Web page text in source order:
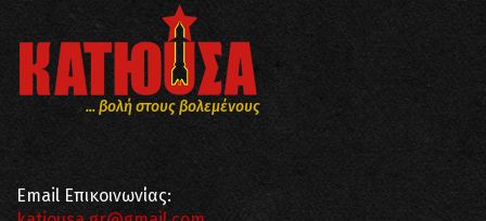
... βολή στους βολεμένους
Email Επικοινωνίας: